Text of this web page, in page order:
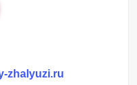
zhalyuzi.ru